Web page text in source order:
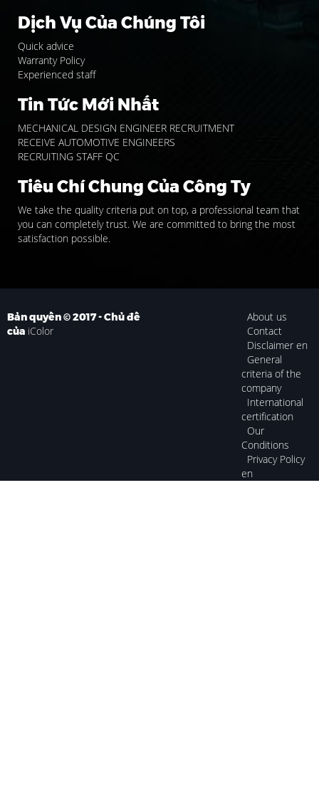
Dịch Vụ Của Chúng Tôi
Quick advice
Warranty Policy
Experienced staff
Tin Tức Mới Nhất
MECHANICAL DESIGN ENGINEER RECRUITMENT
RECEIVE AUTOMOTIVE ENGINEERS
RECRUITING STAFF QC
Tiêu Chí Chung Của Công Ty
We take the quality criteria put on top, a professional team that
you can completely trust. We are committed to bring the most
satisfaction possible.
Bản quyền © 2017 - Chủ đề
của iColor
About us
Contact
Disclaimer en
General
criteria of the
company
International
certification
Our
Conditions
Privacy Policy
en